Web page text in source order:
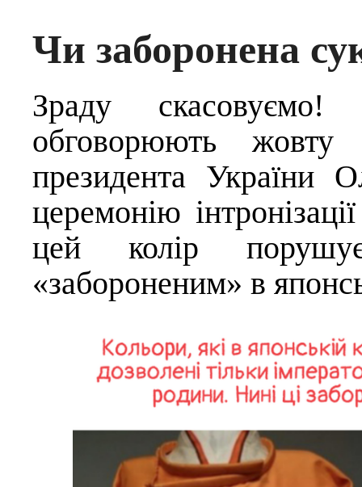
Чи заборонена
Зраду
обговорюють
президента України
церемонію
цей колір
«забороненим» в